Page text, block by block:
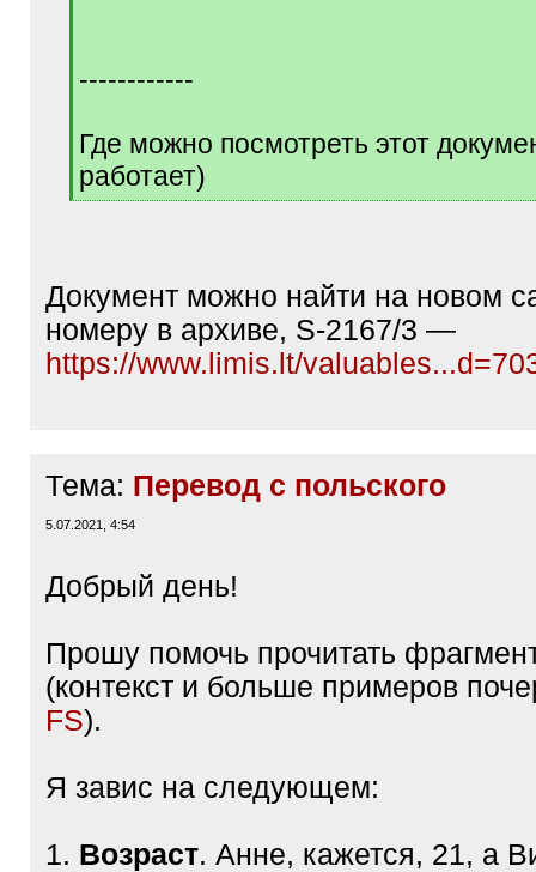
------------
Где можно посмотреть этот
работает)
[
Документ можно найти на новом
номеру в архиве, S-2167/3 —
https://www.limis.lt/
Тема: Перевод с польского
5.07.2021, 4:54
Добрый день!
Прошу помочь прочитать
(контекст и больше примеров
FS).
Я завис на следующем:
1. Возраст. Анне, кажется, 21, а